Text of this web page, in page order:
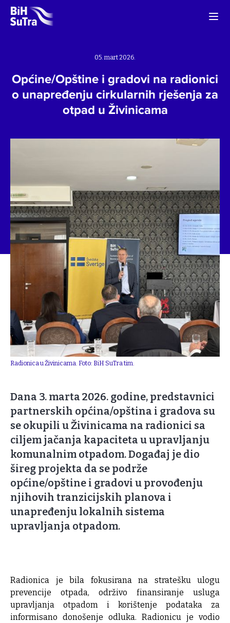
05. mart 2026.
Općine/Opštine i gradovi na radionici
o unapređenju cirkularnih rješenja za
otpad u Živinicama
Radionica u Živinicama. Foto: BiH SuTra tim.
Dana 3. marta 2026. godine, predstavnici
partnerskih općina/opština i gradova su
se okupili u Živinicama na radionici sa
ciljem jačanja kapaciteta u upravljanju
komunalnim otpadom. Događaj je dio
šireg projekta da se podrže
općine/opštine i gradovi u provođenju
njihovih tranzicijskih planova i
unapređenju lokalnih sistema
upravljanja otpadom.
Radionica je bila fokusirana na stratešku ulogu
prevencije otpada, održivo finansiranje usluga
upravljanja otpadom i korištenje podataka za
informisano donošenje odluka. Radionicu je vodio